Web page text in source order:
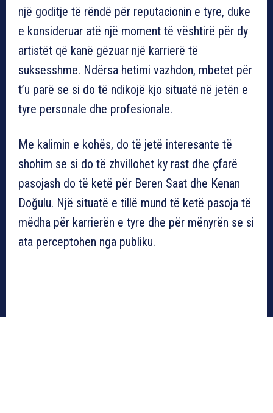
një goditje të rëndë për reputacionin e tyre, duke
e konsideruar atë një moment të vështirë për dy
artistët që kanë gëzuar një karrierë të
suksesshme. Ndërsa hetimi vazhdon, mbetet për
t’u parë se si do të ndikojë kjo situatë në jetën e
tyre personale dhe profesionale.
Me kalimin e kohës, do të jetë interesante të
shohim se si do të zhvillohet ky rast dhe çfarë
pasojash do të ketë për Beren Saat dhe Kenan
Doğulu. Një situatë e tillë mund të ketë pasoja të
mëdha për karrierën e tyre dhe për mënyrën se si
ata perceptohen nga publiku.